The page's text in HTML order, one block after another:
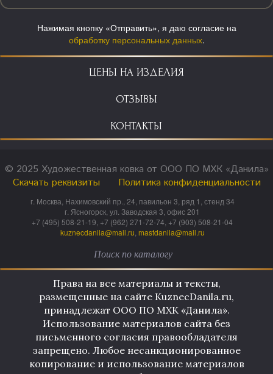
Нажимая кнопку «Отправить», я даю согласие на
обработку персональных данных.
ЦЕНЫ НА ИЗДЕЛИЯ
ОТЗЫВЫ
КОНТАКТЫ
© 2025 Художественная ковка от ООО ПО МХК «Данила»
Скачать реквизиты
Политика конфиденциальности
г. Москва, Нахимовский пр., 24, павильон 3, ряд 1, стенд 34
г. Ясногорск, ул. Заводская 3, офис 201
+7 (495) 508-21-19, +7 (962) 271-72-74, +7 (903) 508-21-04
kuznecdanila@mail.ru mastdanila@mail.ru
Права на все материалы и тексты,
размещенные на сайте KuznecDanila.ru,
принадлежат ООО ПО МХК «Данила».
Использование материалов сайта без
письменного согласия правообладателя
запрещено. Любое несанкционированное
копирование и использование материалов